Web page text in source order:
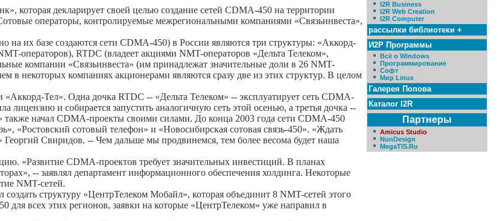
которая декларирует своей целью создание сетей CDMA-450 на территории
операторы, контролируемые межрегиональными компаниями «Связьинвеста»,
на их базе создаются сети CDMA-450) в России являются три структуры: «Аккорд-
операторов), RTDC (владеет акциями NMT-операторов «Дельта Телеком»,
компании «Связьинвеста» (им принадлежат значительные доли в 26 NMT-
некоторых компаниях акционерами являются сразу две из этих структур. В целом
Тел». Одна дочка RTDC -- «Дельта Телеком» -- эксплуатирует сеть CDMA-
лицензию и собирается запустить аналогичную сеть этой осенью, а третья дочка --
также начал CDMA-проекты своими силами. До конца 2003 года сети CDMA-450
«Ростовский сотовый телефон» и «Новосибирская сотовая связь-450». «Ждать
Свиридов. -- Чем дальше мы продвинемся, тем более весома будет наша
«Развитие CDMA-проектов требует значительных инвестиций. В планах
-- заявлял департамент информационного обеспечения холдинга. Некоторые
NMT-сетей.
структуру «ЦентрТелеком Мобайл», которая объединит 8 NMT-сетей этого
всех этих регионов, заявки на которые «ЦентрТелеком» уже направил в
I2R Business
I2R Web Creation
I2R Computer
рассылки библиотеки +
И2Р Программы
Всё о Windows
Программирование
Софт
Мир Linux
Галерея Попова
Каталог I2R
Партнеры
Amicus Studio
NunDesign
MegaTIS.Ru